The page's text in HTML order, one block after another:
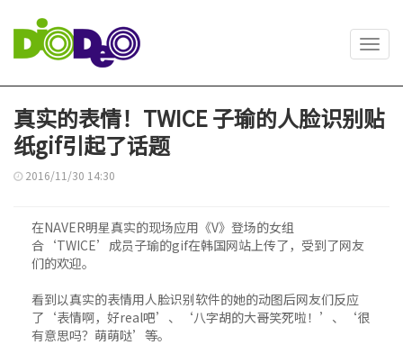
真实的表情！TWICE 子瑜的人脸识别贴
纸gif引起了话题
2016/11/30 14:30
在NAVER明星真实的现场应用《V》登场的女组
合‘TWICE’成员子瑜的gif在韩国网站上传了，受到了网友
们的欢迎。
看到以真实的表情用人脸识别软件的她的动图后网友们反应
了‘表情啊，好real吧’、‘八字胡的大哥笑死啦！’、‘很
有意思吗？萌萌哒’等。